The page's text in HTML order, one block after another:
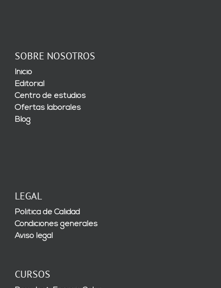
SOBRE NOSOTROS
Inicio
Editorial
Centro de estudios
Ofertas laborales
Blog
LEGAL
Política de Calidad
Condiciones generales
Aviso legal
CURSOS